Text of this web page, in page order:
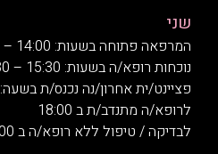
שני
המרפאה פתוחה בשעות: 14:00 – 20:00
נוכחות רופא/ה בשעות: 15:30 – 18:30
פציינט/ית אחרון/נה נכנס/ת בשעה:
לרופא/ה מתנדב/ת ב 18:00
לבדיקה / טיפול ללא רופא/ה ב 19:00